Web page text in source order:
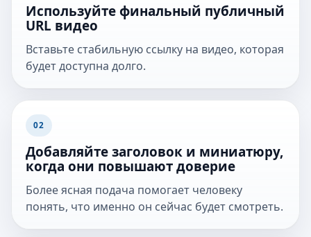
Используйте финальный публичный
URL видео
Вставьте стабильную ссылку на видео, которая
будет доступна долго.
02
Добавляйте заголовок и миниатюру,
когда они повышают доверие
Более ясная подача помогает человеку
понять, что именно он сейчас будет смотреть.